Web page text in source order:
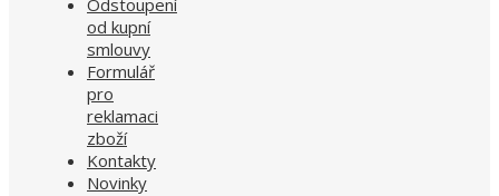
Odstoupení
od kupní
smlouvy
Formulář
pro
reklamaci
zboží
Kontakty
Novinky